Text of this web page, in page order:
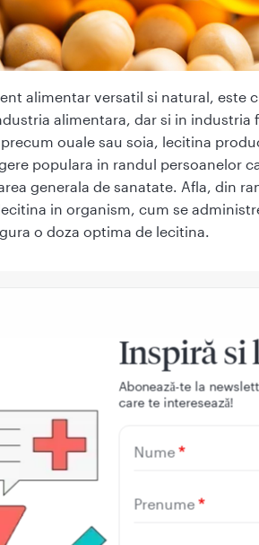
alimentar versatil si natural, este
alimentara, dar si in industria
ouale sau soia, lecitina
populara in randul persoanelor
generala de sanatate. Afla, din
in organism, cum se
o doza optima de lecitina.
natural care face parte din
in organismele vii, inclusiv in
extrasa din surse alimentare
lecitinei permite ca aceasta sa fie
emulgator natural eficient. Acest
amestecarea si dispersarea
precum uleiul si apa.
Inspiră si
Aboneazǎ-te la
care te intereseazǎ!
Nume
Prenume